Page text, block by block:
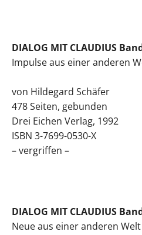
DIALOG MIT CLAUDIUS
Impulse aus einer anderen
von Hildegard Schäfer
478 Seiten, gebunden
Drei Eichen Verlag, 1992
ISBN 3-7699-0530-X
– vergriffen –
DIALOG MIT CLAUDIUS
Neue aus einer anderen Welt